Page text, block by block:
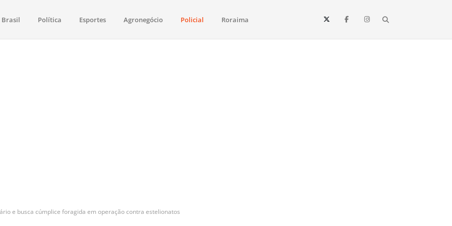
saúde, esportes, economia e os principais acontecimentos de Boa Vista e todo o estado de Roraima. Fique sempre informado
Brasil Política Esportes Agronegócio Policial Roraima
e busca cúmplice foragida em operação contra estelionatos